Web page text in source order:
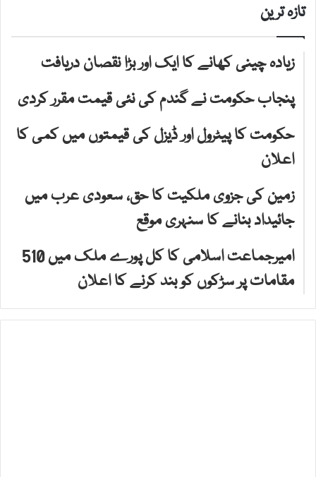
تازہ ترین
زیادہ چینی کھانے کا ایک اور بڑا نقصان دریافت
پنجاب حکومت نے گندم کی نئی قیمت مقرر کردی
حکومت کا پیٹرول اور ڈیزل کی قیمتوں میں کمی کا
اعلان
زمین کی جزوی ملکیت کا حق، سعودی عرب میں
جائیداد بنانے کا سنہری موقع
امیرجماعت اسلامی کا کل پورے ملک میں 510
مقامات پر سڑکوں کو بند کرنے کا اعلان